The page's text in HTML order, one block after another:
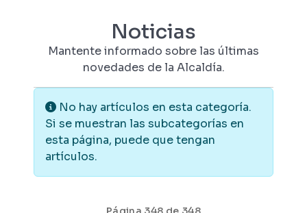
Noticias
Mantente informado sobre las últimas
novedades de la Alcaldía.
Información
No hay artículos en esta categoría.
Si se muestran las subcategorías en
esta página, puede que tengan
artículos.